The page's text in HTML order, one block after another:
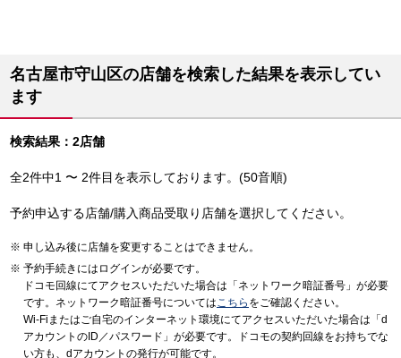
名古屋市守山区の店舗を検索した結果を表示してい
ます
検索結果：2店舗
全2件中1 〜 2件目を表示しております。(50音順)
予約申込する店舗/購入商品受取り店舗を選択してください。
申し込み後に店舗を変更することはできません。
予約手続きにはログインが必要です。
ドコモ回線にてアクセスいただいた場合は「ネットワーク暗証番号」が必要
です。ネットワーク暗証番号についてはこちら をご確認ください。
Wi-Fiまたはご自宅のインターネット環境にてアクセスいただいた場合は「d
アカウントのID／パスワード」が必要です。ドコモの契約回線をお持ちでな
い方も、dアカウントの発行が可能です。